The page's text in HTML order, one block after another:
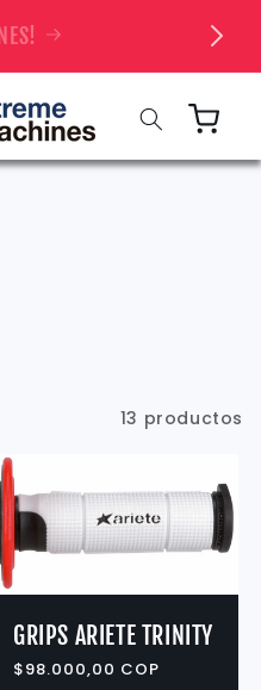
Carrito
13 productos
GRIPS ARIETE TRINITY
Precio
$98.000,00 COP